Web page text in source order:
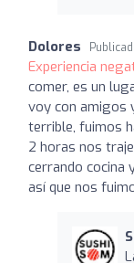
Dolores
Experiencia
comer, es un
voy con amigos
terrible, fuimos
2 horas nos
cerrando cocina
así que nos